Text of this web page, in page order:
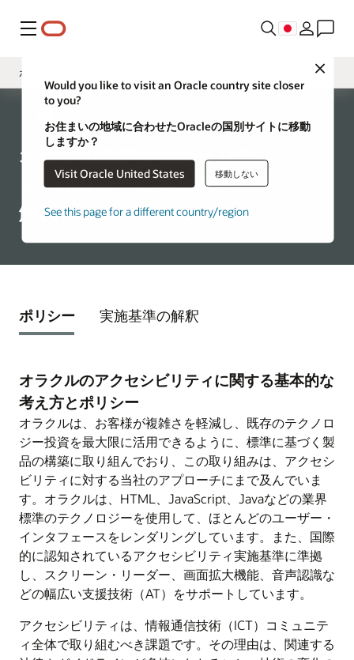
メニュー
Close
Would you like to visit an Oracle country site closer
to you?
お住まいの地域に合わせたOracleの国別サイトに移動
しますか？
Visit Oracle United States 移動しない
See this page for a different country/region
ポリシー
学習とサポート
オラクルのアクセシビリテ
ィ・ポリシーと実施基準の
解釈
ポリシー 実施基準の解釈
オラクルのアクセシビリティに関する基本的な
考え方とポリシー
オラクルは、お客様が複雑さを軽減し、既存のテクノロ
ジー投資を最大限に活用できるように、標準に基づく製
品の構築に取り組んでおり、この取り組みは、アクセシ
ビリティに対する当社のアプローチにまで及んでいま
す。オラクルは、HTML、JavaScript、Javaなどの業界
標準のテクノロジーを使用して、ほとんどのユーザー・
インタフェースをレンダリングしています。また、国際
的に認知されているアクセシビリティ実施基準に準拠
し、スクリーン・リーダー、画面拡大機能、音声認識な
どの幅広い支援技術（AT）をサポートしています。
アクセシビリティは、情報通信技術（ICT）コミュニテ
ィ全体で取り組むべき課題です。その理由は、関連する